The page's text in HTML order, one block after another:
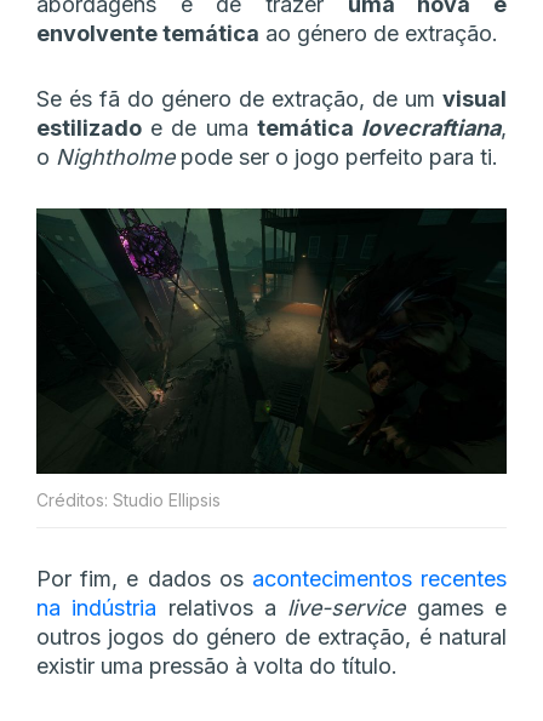
envolvente temática ao género de extração.
Se és fã do género de extração, de um visual
estilizado e de uma temática lovecraftiana,
o Nightholme pode ser o jogo perfeito para ti.
Créditos: Studio Ellipsis
Por fim, e dados os acontecimentos recentes
na indústria relativos a live-servicegames e
outros jogos do género de extração, é natural
existir uma pressão à volta do título.